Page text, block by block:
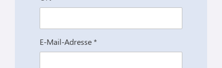
E-Mail-Adresse *